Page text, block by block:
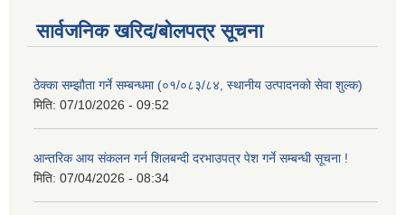
सार्वजनिक खरिद/बोलपत्र सूचना
ठेक्का सम्झौता गर्ने सम्बन्धमा (०१/०८३/८४, स्थानीय उत्पादनको सेवा शुल्क)
मिति: 07/10/2026 - 09:52
आन्तरिक आय संकलन गर्न शिलबन्दी दरभाउपत्र पेश गर्ने सम्बन्धी सूचना !
मिति: 07/04/2026 - 08:34